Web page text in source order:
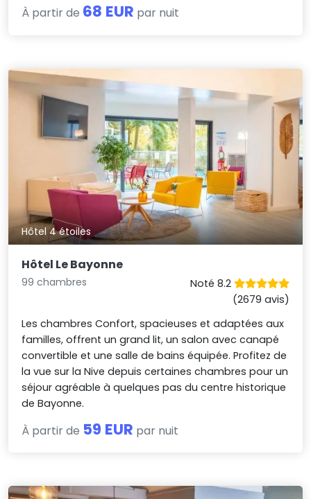
À partir de 68 EUR par nuit
Hôtel 4 étoiles
Hôtel Le Bayonne
99 chambres
Noté 8.2
(2679 avis)
Les chambres Confort, spacieuses et adaptées aux
familles, offrent un grand lit, un salon avec canapé
convertible et une salle de bains équipée. Profitez de
la vue sur la Nive depuis certaines chambres pour un
séjour agréable à quelques pas du centre historique
de Bayonne.
À partir de 59 EUR par nuit